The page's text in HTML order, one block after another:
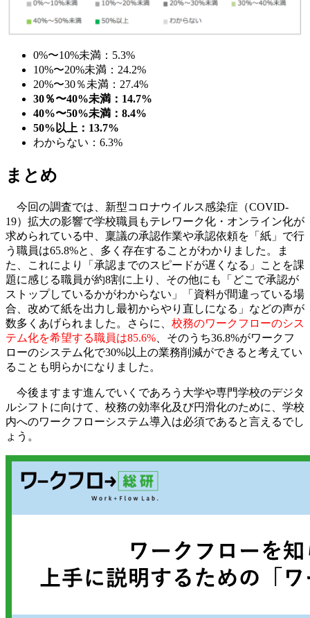
0%〜10%未満：5.3%
10%〜20%未満：24.2%
20%〜30％未満：27.4%
30％〜40%未満：14.7%
40%〜50%未満：8.4%
50%以上：13.7%
わからない：6.3%
まとめ
今回の調査では、新型コロナウイルス感染症（COVID-
19）拡大の影響で学校職員もテレワーク化・オンライン化が
求められている中、稟議の承認作業や承認依頼を「紙」で行
う職員は65.8%と、多く存在することがわかりました。ま
た、これにより「承認までのスピードが遅くなる」ことを課
題に感じる職員が約8割に上り、その他にも「どこで承認が
ストップしているかがわからない」「資料が間違っている場
合、改めて紙を出力し最初からやり直しになる」などの声が
数多くあげられました。さらに、 校務のワークフローのシス
テム化を希望する職員は85.6% 、そのうち36.8%がワークフ
ローのシステム化で30%以上の業務削減ができると考えてい
ることも明らかになりました。
今後ますます進んでいくであろう大学や専門学校のデジタ
ルシフトに向けて、校務の効率化及び円滑化のために、学校
内へのワークフローシステム導入は必須であると言えるでし
ょう。